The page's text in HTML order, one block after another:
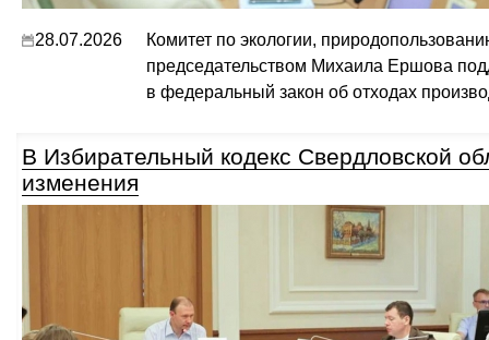
28.07.2026
Комитет по экологии,
председательством Михаила Ершова
в федеральный закон об отходах
В Избирательный кодекс Свердловской
изменения